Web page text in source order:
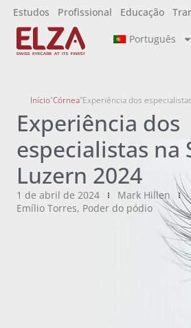
Estudos Profissional Educação
Português
Início"Córnea"Experiência dos
Experiência dos
especialistas na
Luzern 2024
1 de abril de 2024
Mark Hillen
Emílio Torres, Poder do pódio